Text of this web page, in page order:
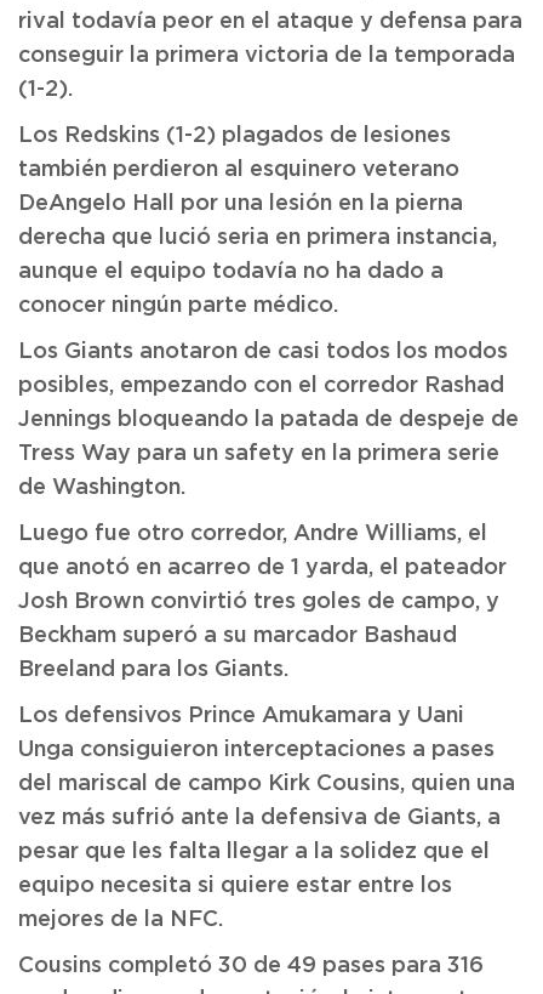
rival todavía peor en el ataque y defensa para
conseguir la primera victoria de la temporada
(1-2).
Los Redskins (1-2) plagados de lesiones
también perdieron al esquinero veterano
DeAngelo Hall por una lesión en la pierna
derecha que lució seria en primera instancia,
aunque el equipo todavía no ha dado a
conocer ningún parte médico.
Los Giants anotaron de casi todos los modos
posibles, empezando con el corredor Rashad
Jennings bloqueando la patada de despeje de
Tress Way para un safety en la primera serie
de Washington.
Luego fue otro corredor, Andre Williams, el
que anotó en acarreo de 1 yarda, el pateador
Josh Brown convirtió tres goles de campo, y
Beckham superó a su marcador Bashaud
Breeland para los Giants.
Los defensivos Prince Amukamara y Uani
Unga consiguieron interceptaciones a pases
del mariscal de campo Kirk Cousins, quien una
vez más sufrió ante la defensiva de Giants, a
pesar que les falta llegar a la solidez que el
equipo necesita si quiere estar entre los
mejores de la NFC.
Cousins completó 30 de 49 pases para 316